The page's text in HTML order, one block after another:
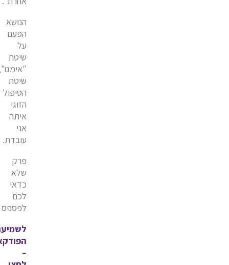
הנושא
הפעם
על
שיטת
שיטת
הטיפול
הזוגי
איתה
אני
עובדת.
פרק
שלא
כדאי
לכם
לפספס
–